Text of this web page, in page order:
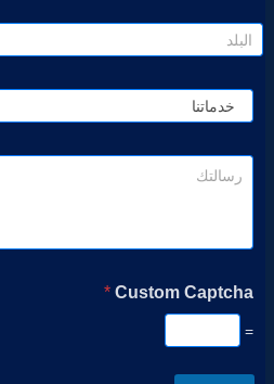
Custom Captcha
*
=